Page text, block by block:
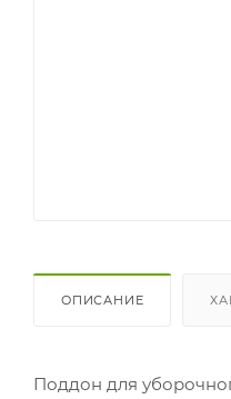
ОПИСАНИЕ
Поддон для